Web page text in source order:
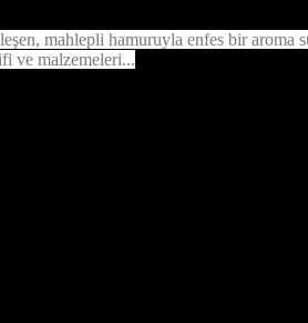
mahlepli hamuruyla enfes bir aroma
ve malzemeleri...